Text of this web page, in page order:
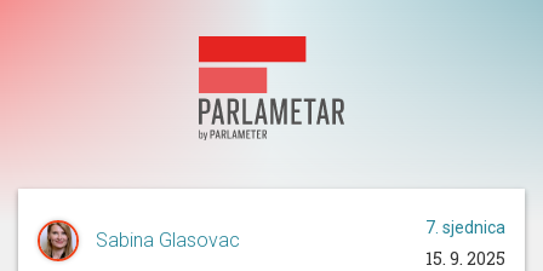
Sabina Glasovac
7. sjednica
15. 9. 2025